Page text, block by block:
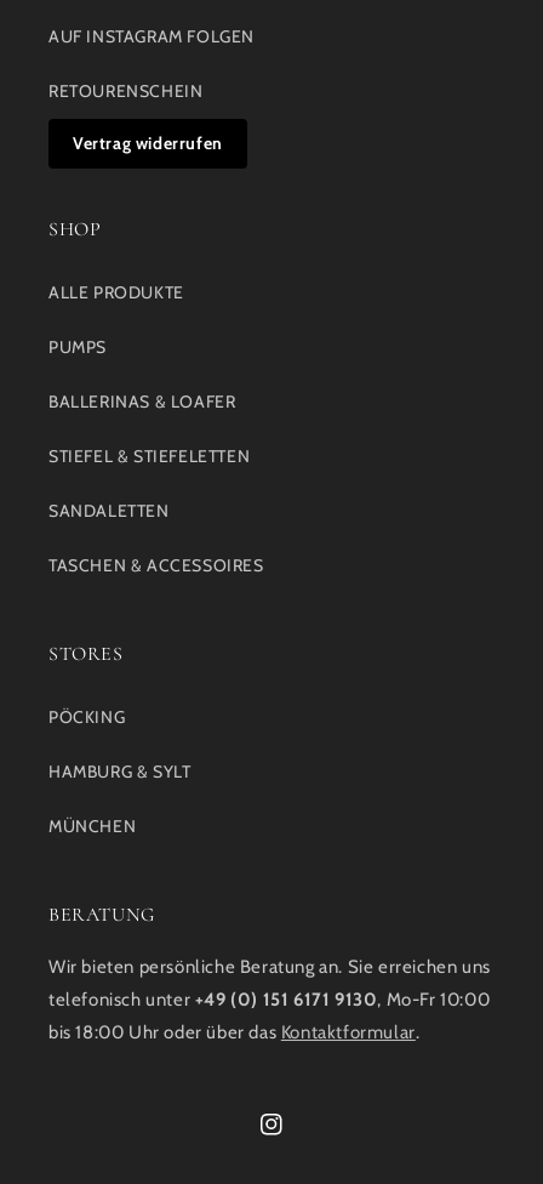
AUF INSTAGRAM FOLGEN
RETOURENSCHEIN
Vertrag widerrufen
SHOP
ALLE PRODUKTE
PUMPS
BALLERINAS & LOAFER
STIEFEL & STIEFELETTEN
SANDALETTEN
TASCHEN & ACCESSOIRES
STORES
PÖCKING
HAMBURG & SYLT
MÜNCHEN
BERATUNG
Wir bieten persönliche Beratung an. Sie erreichen uns
telefonisch unter +49 (0) 151 6171 9130, Mo-Fr 10:00
bis 18:00 Uhr oder über das Kontaktformular.
Instagram